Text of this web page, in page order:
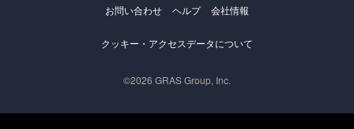
お問い合わせ ヘルプ 会社情報
クッキー・アクセスデータについて
©2026 GRAS Group, Inc.